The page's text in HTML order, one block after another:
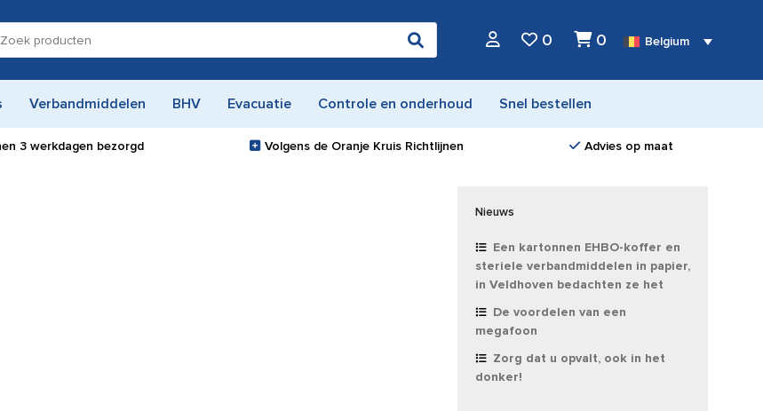
0 0 Belgium
Verbandmiddelen BHV Evacuatie Controle en onderhoud Snel bestellen
3 werkdagen bezorgd Volgens de Oranje Kruis Richtlijnen Advies op maat
Nieuws
Een kartonnen EHBO-koffer en
steriele verbandmiddelen in papier,
in Veldhoven bedachten ze het
De voordelen van een
megafoon
Zorg dat u opvalt, ook in het
donker!